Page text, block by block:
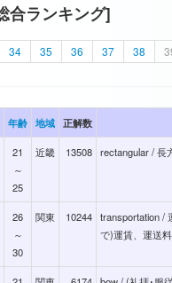
合ランキング]
34 35 36 37 38
年齢 地域 正解数
21
～
25
近畿 13508 rectangular / 長
26
～
30
関東 10244 transportation /
で)運賃、運送料